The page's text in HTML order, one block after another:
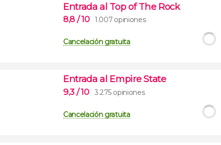
Entrada al Top of The Rock
8,8 / 10 1.007 opiniones
Cancelación gratuita
Entrada al Empire State
9,3 / 10 3.275 opiniones
Cancelación gratuita